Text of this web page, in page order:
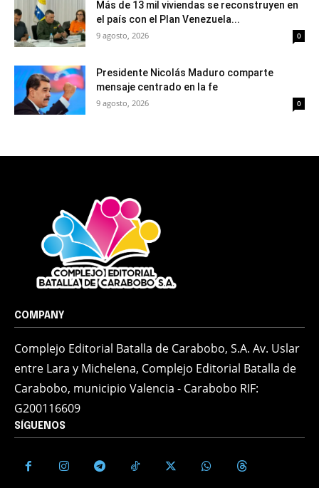
Más de 13 mil viviendas se reconstruyen en
el país con el Plan Venezuela...
9 agosto, 2026 0
Presidente Nicolás Maduro comparte
mensaje centrado en la fe
9 agosto, 2026 0
COMPANY
Complejo Editorial Batalla de Carabobo, S.A. Av. Uslar
entre Lara y Michelena, Complejo Editorial Batalla de
Carabobo, municipio Valencia - Carabobo RIF:
G200116609
SÍGUENOS